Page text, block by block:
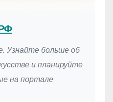
Узнайте больше об
и планируйте
на портале